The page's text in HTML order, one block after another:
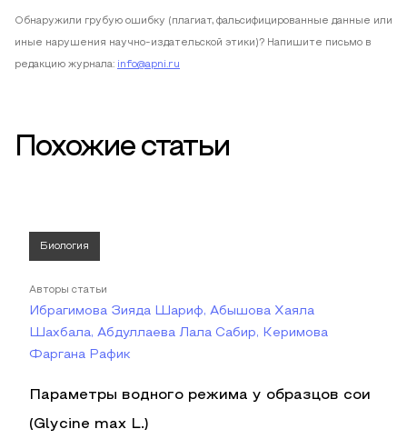
Обнаружили грубую ошибку (плагиат, фальсифицированные данные или
иные нарушения научно-издательской этики)? Напишите письмо в
редакцию журнала: info@apni.ru
Похожие статьи
Биология
Авторы статьи
Ибрагимова Зияда Шариф, Абышова Хаяла
Шахбала, Абдуллаева Лала Cабир, Керимова
Фаргана Рафик
Параметры водного режима у образцов сои
(Glycine max L.)